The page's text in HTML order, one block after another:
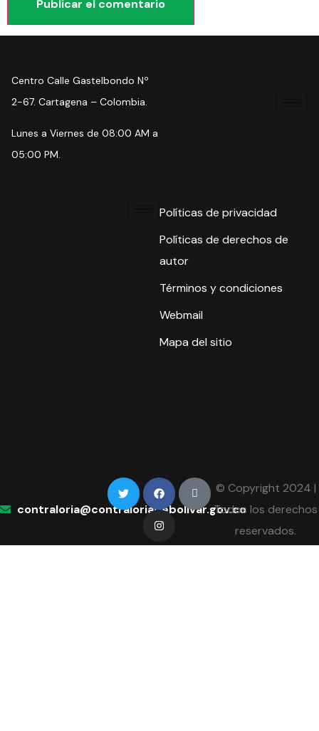
Centro Calle Gastelbondo Nº
2-67. Cartagena – Colombia.
Lunes a Viernes de 08:00 AM a
05:00 PM.
Políticas de privacidad
Políticas de derechos de
autor
Términos y condiciones
Webmail
Mapa del sitio
contraloria@contraloriadebolivar.gov.co
© Copyright 2024 |
Todos los derechos
reservados.